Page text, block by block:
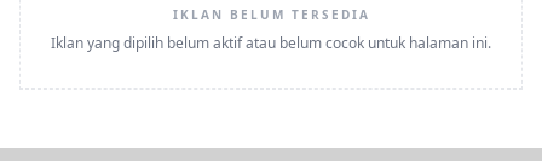
IKLAN BELUM TERSEDIA
Iklan yang dipilih belum aktif atau belum cocok untuk halaman ini.